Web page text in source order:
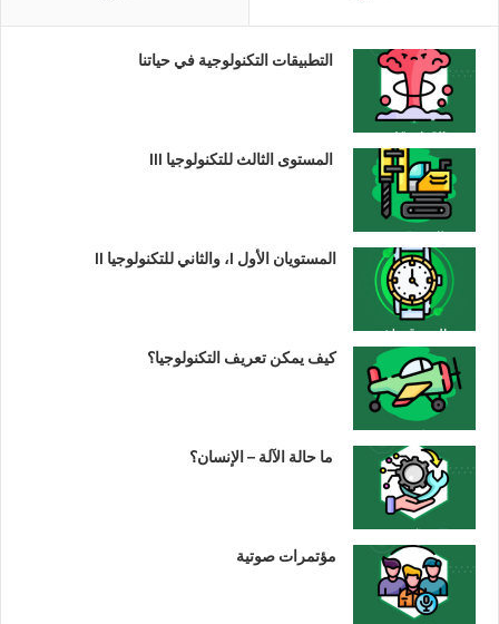
التطبيقات التكنولوجية في حياتنا
المستوى الثالث للتكنولوجيا III
المستويان الأول I، والثاني للتكنولوجيا II
كيف يمكن تعريف التكنولوجيا؟
ما حالة الآلة – الإنسان؟
مؤتمرات صوتية